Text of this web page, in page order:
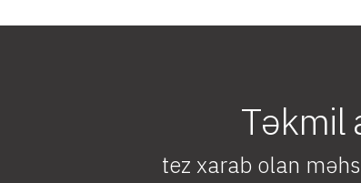
Təkmil
tez xarab olan